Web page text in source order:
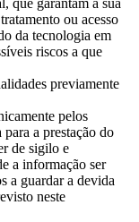
que garantam a sua
ou acesso
da tecnologia em
riscos a que
previamente
pelos
a prestação do
de sigilo e
a informação ser
a guardar a devida
neste